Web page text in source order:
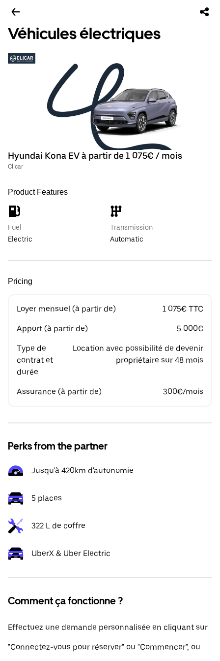
Véhicules électriques
Hyundai Kona EV à partir de 1 075€ / mois
Clicar
Product Features
Fuel
Electric
Transmission
Automatic
Pricing
Loyer mensuel (à partir de) 1 075€ TTC
Apport (à partir de) 5 000€
Type de
contrat et
durée
Location avec possibilité de devenir
propriétaire sur 48 mois
Assurance (à partir de) 300€/mois
Perks from the partner
Jusqu'à 420km d'autonomie
5 places
322 L de coffre
UberX & Uber Electric
Comment ça fonctionne ?
Effectuez une demande personnalisée en cliquant sur
"Connectez-vous pour réserver" ou "Commencer", ou